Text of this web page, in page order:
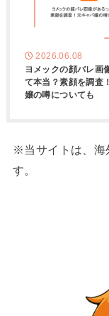
2026.06.08
ヨメックの顔バレ画
て本当？素顔を調査
嬢の噂についても
※当サイトは、海
す。